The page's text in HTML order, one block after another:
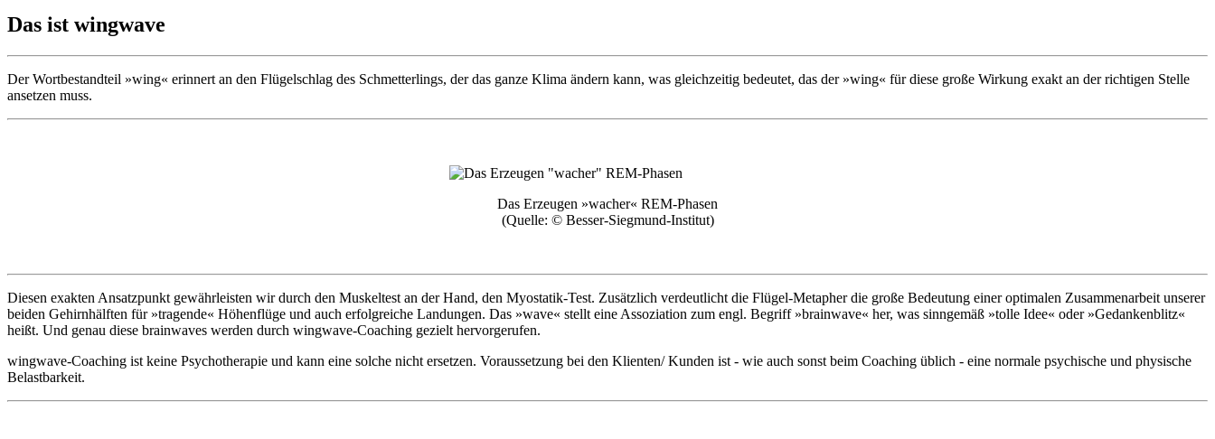
Das ist wingwave
Der Wortbestandteil »wing« erinnert an den Flügelschlag des Schmetterlings, der das ganze Klima ändern kann, was gleichzeitig bedeutet, das der »wing« für diese große Wirkung exakt an der richtigen Stelle
ansetzen muss.
Das Erzeugen »wacher« REM-Phasen
(Quelle: © Besser-Siegmund-Institut)
Diesen exakten Ansatzpunkt gewährleisten wir durch den Muskeltest an der Hand, den Myostatik-Test. Zusätzlich verdeutlicht die Flügel-Metapher die große Bedeutung einer optimalen Zusammenarbeit unserer
beiden Gehirnhälften für »tragende« Höhenflüge und auch erfolgreiche Landungen. Das »wave« stellt eine Assoziation zum engl. Begriff »brainwave« her, was sinngemäß »tolle Idee« oder »Gedankenblitz«
heißt. Und genau diese brainwaves werden durch wingwave-Coaching gezielt hervorgerufen.
wingwave-Coaching ist keine Psychotherapie und kann eine solche nicht ersetzen. Voraussetzung bei den Klienten/ Kunden ist - wie auch sonst beim Coaching üblich - eine normale psychische und physische
Belastbarkeit.